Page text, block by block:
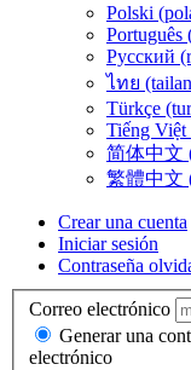
Polski
Português
Русский
ไทย
Türkçe
Tiếng Việt
简体中文
繁體中文
Crear una cuenta
Iniciar sesión
Contraseña
Correo electrónico
Generar una
electrónico